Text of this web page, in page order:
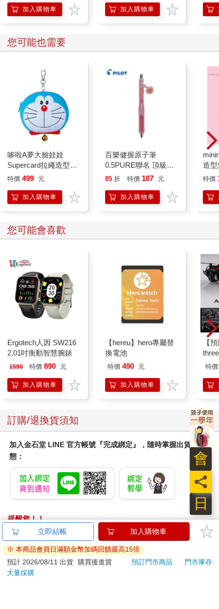
治世代」。在那時葉桑是創作量最龐大的前輩，除了刊登篇數
外，出版單行本紀錄也是最多的。早期會創造出名偵探的台灣作
家不多，余心樂與葉桑就是早期的代表人物。而且葉桑還在葉威
廉之外，也創造了好幾位各具風格的偵探，創作面相既多且廣。
除了本格，也發展出犯罪、懸疑、異色等實驗性手法，即便在那
讓我們發現推理小說可以這樣寫，這是他對我最大的影響，也讓
我在創作時會嘗試實驗，不僅止於本格。
在實驗時，有時候我也會擔心自己會不會距離讀者太遠，但是柏
青在新人時就沒有包袱，他不是用類型限制創作，而是秉持自
由，在類型的規則上做出更多花樣。我們三個都是在犯罪推理領
域內嘗試各種實驗性作品的人，共同點便是沒有很特定的流派標
籤。柏青的作品讓我看到未來的可能性，我們會被類型的定義拘
李柏青：我是在2000年後開始讀本土的作品，讀最多的就是既晴
和藍霄。我也參考了魯子青這位作家，他啟發我台灣推理可以這
樣子來寫。在那個《金田一少年之事件簿》熱潮、本格極度流行
線。
在投稿「人狼城推理文學獎」落選後，既晴曾經打電話給我長
人生的一套書。我一向沒有特地為自己的寫作設定什麼目標，沒
有刻意說想要開創什麼東西，人家說什麼好看我就去讀、有空我
就來寫，感謝既晴給我的評價。
葉桑：我最喜歡兩位作家的作品分別是《修羅火》和《康堤紐斯
大飯店》。台灣推理推廣部的版主楓雨也有說過他最喜歡《修羅
火》。我覺得這部作品的影像畫面非常精彩，我自己的用字遣詞
不那麼適合影視化，後來新寫的馬張系列就有受到這種影響，當
然一個作家不能輕易被人影響，而是從作品中抓精髓去參考，例
如畫面感的描述法。現在的葉威廉系列會保留我過去的特色，但
新寫的系列就會嘗試把這些給我的影響放進去。另外柏青的《婚
前一年》讓我感受到，推理小說可以寫得這麼日常真是不簡單，
我之後也會想要參考這種型態。
洪敍銘：請三位以創作者的觀點為核心，分享您對於《推理》雜
誌復刊後的期待。
葉桑：我的期待會是可以全部都放本土作家的作品，我身為本土
家都是從不好開始寫的。
李柏青：停刊時我曾經在部落格上寫了一篇文章給林佛兒先生的
遺孀李若鶯老師，她甚至有問我要不要來接手《推理》雜誌，但
我那時候要當兵了，手上也沒錢。
雜誌要賺錢才能生存，我認為要把內容範圍放大一點，不要限縮
在推理「小說」上，現在的推理文本包含各種電視、動畫、遊
戲、密室逃脫等等，盡量廣泛地納入這些領域，提供智性挑戰愛
好者一個資訊平台。
另外，除了刊登小說之外也要有評論，「暴雷」的評論。可以更
吸引看過作品的讀者來閱讀雜誌文章，沒暴雷的評論會像是隔靴
搔癢。
既晴：我對以前《推理》雜誌有句話印象深刻，林佛兒先生對
《推理》雜誌的期望是，雜誌的內容要有超過一半的作品是來自
台灣本土作者，可惜到停刊時還沒有成功。雜誌應該要表現犯罪
推理這個文類的全貌，要讓讀者們看到大長篇以外的選擇、看到
來自世界各地的作品風格。讓《推理》雜誌從復健開始，慢慢地
「行動派」的37個科
學方法
加入購物車 加入購物車
您可能也需要
哆啦A夢大臉娃娃
Supercard拉繩造型悠
遊卡【受託代銷】
特價 499 元
加入購物車
百樂健握原子筆
0.5PURE聯名 頂級白
桃(限量)
85 折 特價 187 元
加入購物車
造
特價
您可能會喜歡
Ergotech人因 SW216
2.01吋衡動智慧腕錶
1590 特價 890 元
加入購物車
【hereu】hero專屬替
換電池
特價 490 元
加入購物車
【
VA
特價
訂購/退換貨須知
加入金石堂 LINE 官方帳號『完成綁定』，隨時掌握出貨動
態：
提醒您！！
金石堂及銀行均不會請您操作ATM! 如接獲電話要求您前往
ATM提款機，請不要聽從指示，以免受騙上當！
退換貨須知：
**提醒您，鑑賞期不等於試用期，退回商品須為全新狀態**
立即結帳 加入購物車
※ 本商品會員日滿額金幣加碼回饋最高15倍
預計 2026/08/11 出貨
購買後進貨 預訂門市商品
門市庫存
大量採購
日
員